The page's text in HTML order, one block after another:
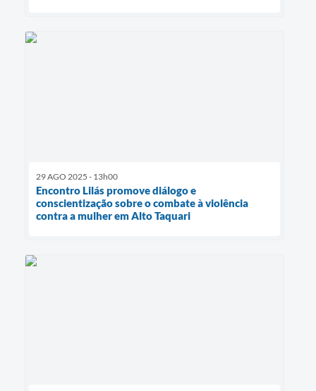
29 AGO 2025 - 13h00
Encontro Lilás promove diálogo e
conscientização sobre o combate à violência
contra a mulher em Alto Taquari